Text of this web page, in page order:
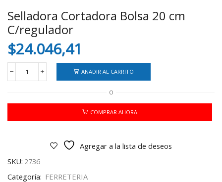
Selladora Cortadora Bolsa 20 cm
C/regulador
$24.046,41
Selladora
20
C/regulador
AÑADIR AL CARRITO
O
COMPRAR AHORA
Agregar a la lista de deseos
SKU: 2736
Categoría: FERRETERIA